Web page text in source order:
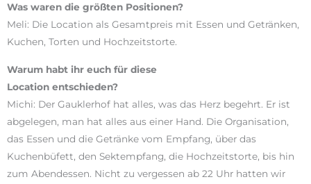
Was waren die größten Positionen?
Meli: Die Location als Gesamtpreis mit Essen und Getränken,
Kuchen, Torten und Hochzeitstorte.
Warum habt ihr euch für diese
Location entschieden?
Michi: Der Gauklerhof hat alles, was das Herz begehrt. Er ist
abgelegen, man hat alles aus einer Hand. Die Organisation,
das Essen und die Getränke vom Empfang, über das
Kuchenbüfett, den Sektempfang, die Hochzeitstorte, bis hin
zum Abendessen. Nicht zu vergessen ab 22 Uhr hatten wir